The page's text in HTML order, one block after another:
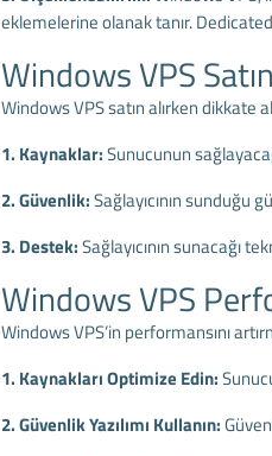
eklemelerine olanak tanır.
Windows VPS
Windows VPS satın alırken dikkate
1. Kaynaklar:Sunucunun
2. Güvenlik:Sağlayıcının sunduğu
3. Destek:Sağlayıcının sunacağı
Windows VPS
Windows VPS’in performansını
1. Kaynakları Optimize Edin:
2. Güvenlik Yazılımı Kullanın: